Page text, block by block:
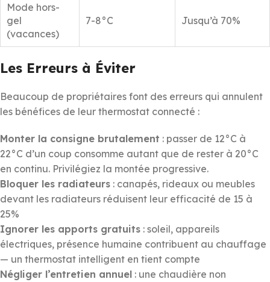
Mode hors-
gel
(vacances)
7-8°C Jusqu’à 70%
Les Erreurs à Éviter
Beaucoup de propriétaires font des erreurs qui annulent
les bénéfices de leur thermostat connecté :
Monter la consigne brutalement : passer de 12°C à
22°C d’un coup consomme autant que de rester à 20°C
en continu. Privilégiez la montée progressive.
Bloquer les radiateurs : canapés, rideaux ou meubles
devant les radiateurs réduisent leur efficacité de 15 à
25%
Ignorer les apports gratuits : soleil, appareils
électriques, présence humaine contribuent au chauffage
— un thermostat intelligent en tient compte
Négliger l’entretien annuel : une chaudière non